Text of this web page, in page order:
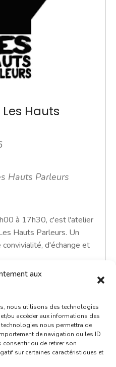
aux
nous utilisons des technologies
ou accéder aux informations des
nous permettra de
de navigation ou les ID
consentir ou de retirer son
sur certaines caractéristiques et
Hauts
Hauts Parleurs
à 17h30, c'est l'atelier
Hauts Parleurs. Un
d'échange et